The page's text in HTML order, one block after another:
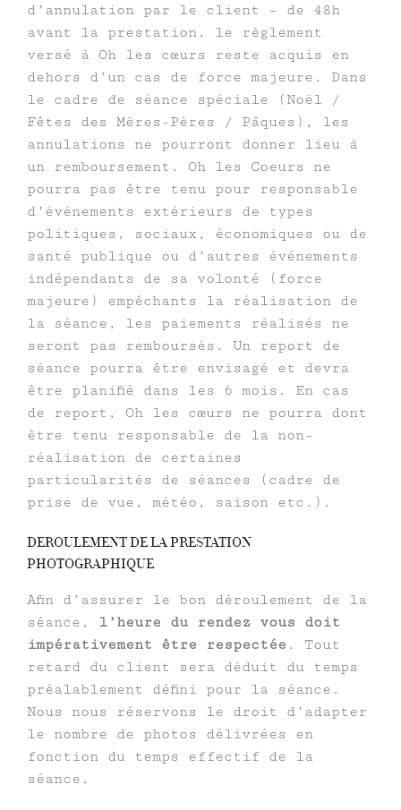
d’annulation par le client – de 48h
avant la prestation, le règlement
versé à Oh les cœurs reste acquis en
dehors d’un cas de force majeure. Dans
le cadre de séance spéciale (Noël /
Fêtes des Mères-Pères / Pâques), les
annulations ne pourront donner lieu à
un remboursement. Oh les Coeurs ne
pourra pas être tenu pour responsable
d’événements extérieurs de types
politiques, sociaux, économiques ou de
santé publique ou d’autres événements
indépendants de sa volonté (force
majeure) empêchants la réalisation de
la séance, les paiements réalisés ne
seront pas remboursés. Un report de
séance pourra être envisagé et devra
être planifié dans les 6 mois. En cas
de report, Oh les cœurs ne pourra dont
être tenu responsable de la non-
réalisation de certaines
particularités de séances (cadre de
prise de vue, météo, saison etc.).
DEROULEMENT DE LA PRESTATION
PHOTOGRAPHIQUE
Afin d’assurer le bon déroulement de la
séance,
l’heure du rendez vous doit
impérativement être respectée . Tout
retard du client sera déduit du temps
préalablement défini pour la séance.
Nous nous réservons le droit d’adapter
le nombre de photos délivrées en
fonction du temps effectif de la
séance.